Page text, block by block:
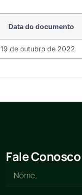
Data do documento
19 de outubro de 2022
Fale Conosco